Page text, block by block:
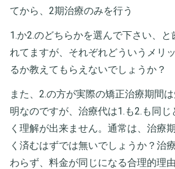
てから、2期治療のみを行う
1.か2.のどちらかを選んで下さい、
れてますが、それぞれどういうメリ
るか教えてもらえないでしょうか？
また、2.の方が実際の矯正治療期間
明なのですが、治療代は1.も2.も同じ
く理解が出来ません。通常は、治療
く済むはずでは無いでしょうか？治
わらず、料金が同じになる合理的理